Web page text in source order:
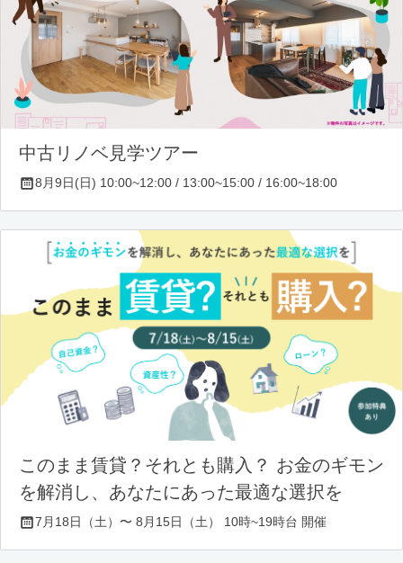
中古リノベ見学ツアー
8月9日(日) 10:00~12:00 / 13:00~15:00 / 16:00~18:00
このまま賃貸？それとも購入？ お金のギモン
を解消し、あなたにあった最適な選択を
7月18日（土）〜 8月15日（土） 10時~19時台 開催